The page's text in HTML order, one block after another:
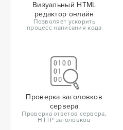
Визуальный HTML
редактор онлайн
Позволяет ускорить
процесс написания кода
Проверка заголовков
сервера
Проверка ответов сервера,
HTTP заголовков